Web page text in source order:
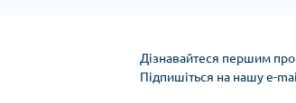
Дізнавайтеся першим про
Підпишіться на нашу e-